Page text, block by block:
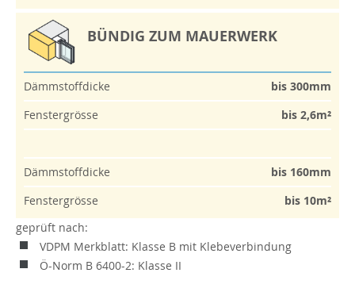
BÜNDIG ZUM MAUERWERK
Dämmstoffdicke
bis 300mm
Fenstergrösse
bis 2,6m²
Dämmstoffdicke
bis 160mm
Fenstergrösse
bis 10m²
geprüft nach:
VDPM Merkblatt: Klasse B mit Klebeverbindung
Ö-Norm B 6400-2: Klasse II